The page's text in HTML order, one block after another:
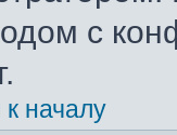
с
началу